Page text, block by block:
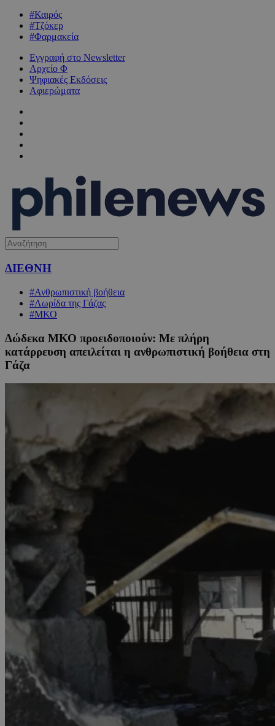
#Καιρός
#Τζόκερ
#Φαρμακεία
Εγγραφή στο Newsletter
Αρχείο Φ
Ψηφιακές Εκδόσεις
Αφιερώματα
ΔΙΕΘΝΗ
#Ανθρωπιστική βοήθεια
#Λωρίδα της Γάζας
#ΜΚΟ
Δώδεκα ΜΚΟ προειδοποιούν: Με πλήρη
κατάρρευση απειλείται η ανθρωπιστική βοήθεια στη
Γάζα